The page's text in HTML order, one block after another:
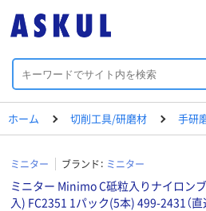
ホーム 切削工具/研磨材 手研
ミニター ブランド： ミニター
ミニター Minimo C砥粒入りナイロン
入) FC2351 1パック(5本) 499-2431（直